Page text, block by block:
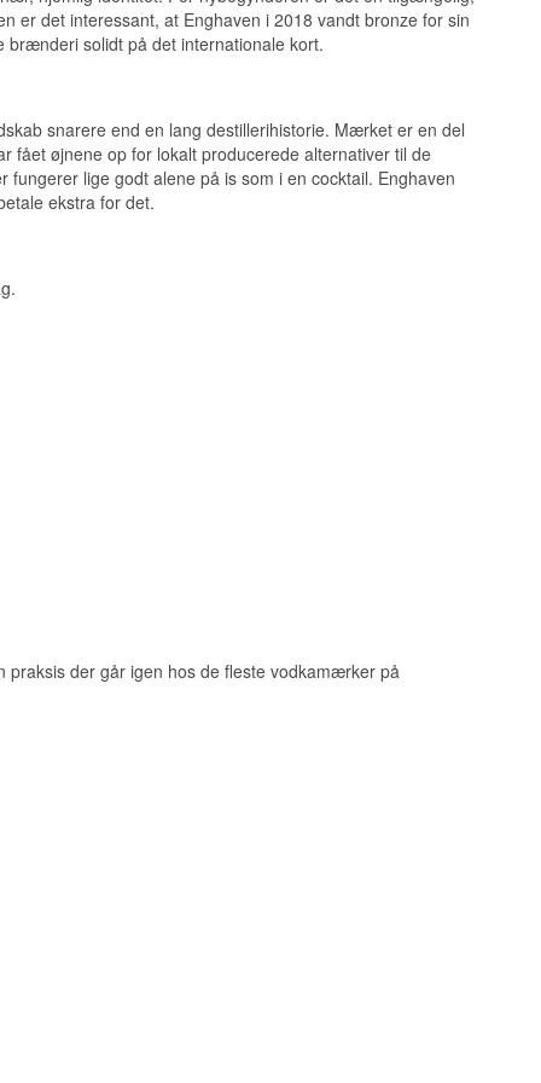
af råvaren
den ren, og
det ligger en
sødme fylder
bliver
er det interessant, at Enghaven i 2018 vandt bronze for sin
brænderi solidt på det internationale kort.
snarere end en lang destillerihistorie. Mærket er en del
fået øjnene op for lokalt producerede alternativer til de
lige godt alene på is som i en cocktail. Enghaven
ekstra for det.
der går igen hos de fleste vodkamærker på